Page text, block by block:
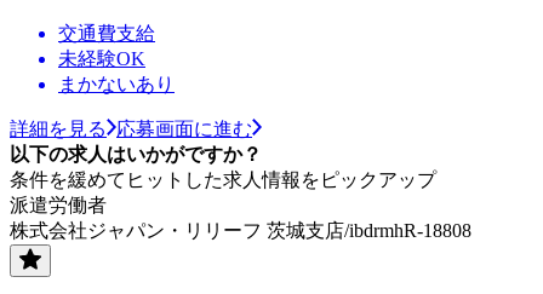
交通費支給
未経験OK
まかないあり
詳細を見る
応募画面に進む
以下の求人はいかがですか？
条件を緩めてヒットした求人情報をピックアップ
派遣労働者
株式会社ジャパン・リリーフ 茨城支店/ibdrmhR-18808